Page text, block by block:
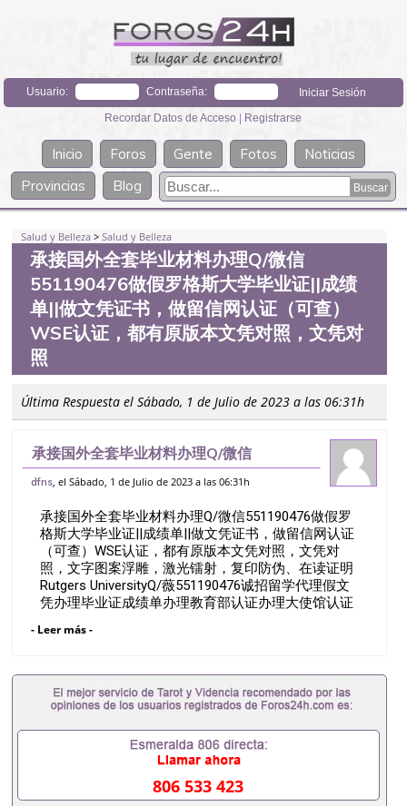
Usuario: Contraseña:
Recordar Datos de Acceso | Registrarse
Inicio Foros Gente Fotos
Noticias
Provincias
Blog
Salud y Belleza >Salud y Belleza
承接国外全套毕业材料办理Q/微信
551190476做假罗格斯大学毕业证||成绩
单||做文凭证书，做留信网认证（可查）
WSE认证，都有原版本文凭对照，文凭对
照
Última Respuesta el Sábado, 1 de Julio de 2023 a las 06:31h
承接国外全套毕业材料办理Q/微信
551190476做假罗格斯大学毕业证||成绩
WSE认证，都有原版本文凭对照，文凭对
照
dfns , el Sábado, 1 de Julio de 2023 a las 06:31h
承接国外全套毕业材料办理Q/微信551190476做假罗
格斯大学毕业证||成绩单||做文凭证书，做留信网认证
（可查）WSE认证，都有原版本文凭对照，文凭对
照，文字图案浮雕，激光镭射，复印防伪、在读证明
Rutgers UniversityQ/薇551190476诚招留学代理假文
凭办理毕业证成绩单办理教育部认证办理大使馆认证
学历认证办理学生卡办理录取通知书办理学位证书办
凭办理德国文凭 一、快速办理材料： 1、毕业证+成
绩单+留学回国人员证明+教育部认证,录取通知书，
雅思。（全套留学回国必备证明材料，给父母及亲朋
读证明，学生卡等留学相关材料（申请学校、转学，
甚至是申请工签都可以用到）。 注：上述材料，随时
位，毕业时间都可以根据客户要求安排。 国内找工作
- Leer más -
806 533 423